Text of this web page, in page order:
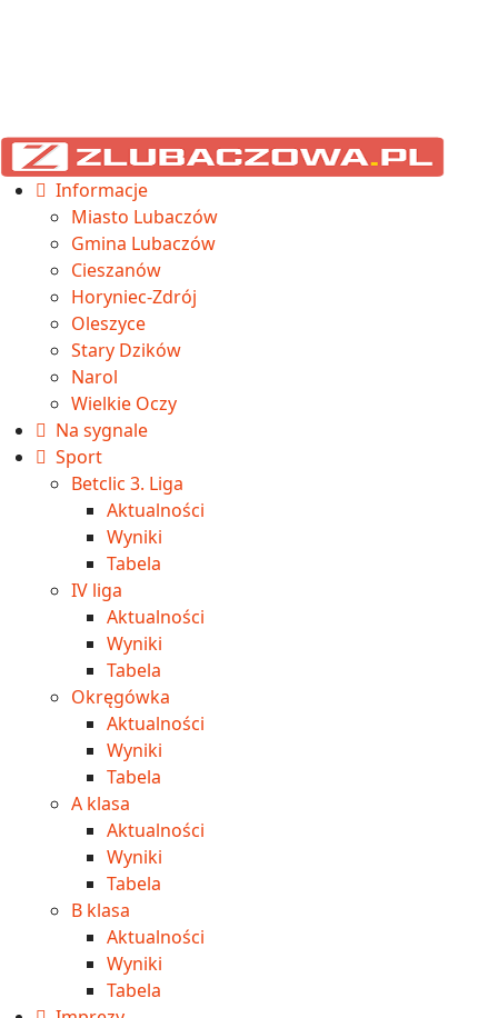
Informacje
Miasto Lubaczów
Gmina Lubaczów
Cieszanów
Horyniec-Zdrój
Oleszyce
Stary Dzików
Narol
Wielkie Oczy
Na sygnale
Sport
Betclic 3. Liga
Aktualności
Wyniki
Tabela
IV liga
Aktualności
Wyniki
Tabela
Okręgówka
Aktualności
Wyniki
Tabela
A klasa
Aktualności
Wyniki
Tabela
B klasa
Aktualności
Wyniki
Tabela